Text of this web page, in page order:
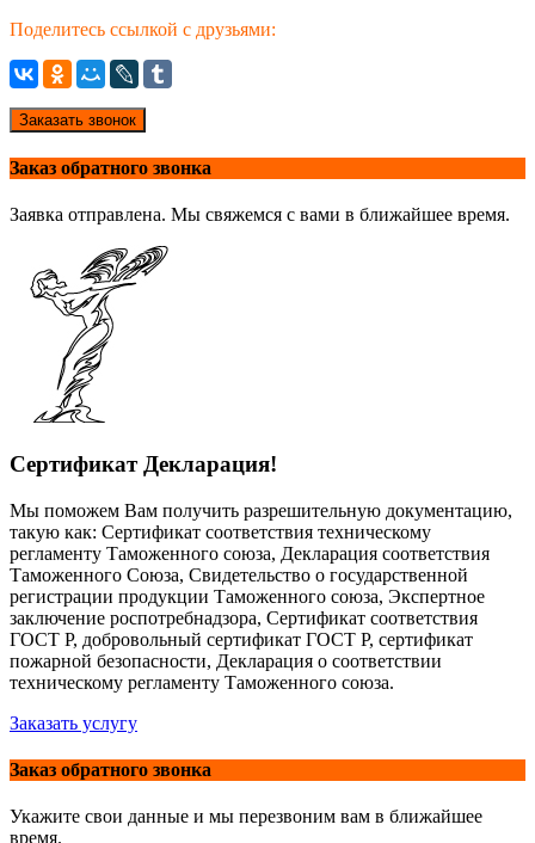
Поделитесь ссылкой с друзьями:
Заказать звонок
Заказ обратного звонка
Заявка отправлена. Мы свяжемся с вами в ближайшее время.
Сертификат Декларация!
Мы поможем Вам получить разрешительную документацию,
такую как: Сертификат соответствия техническому
регламенту Таможенного союза, Декларация соответствия
Таможенного Союза, Свидетельство о государственной
регистрации продукции Таможенного союза, Экспертное
заключение роспотребнадзора, Сертификат соответствия
ГОСТ Р, добровольный сертификат ГОСТ Р, сертификат
пожарной безопасности, Декларация о соответствии
техническому регламенту Таможенного союза.
Заказать услугу
Заказ обратного звонка
Укажите свои данные и мы перезвоним вам в ближайшее
время.